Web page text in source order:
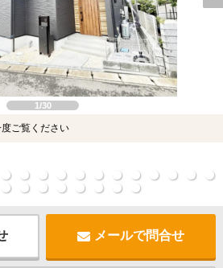
1/30
ご覧ください
メールで問合せ